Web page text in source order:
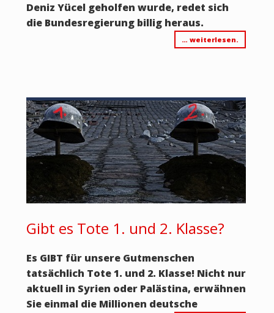
Deniz Yücel geholfen wurde, redet sich
die Bundesregierung billig heraus.
… weiterlesen.
Gibt es Tote 1. und 2. Klasse?
Es GIBT für unsere Gutmenschen
tatsächlich Tote 1. und 2. Klasse! Nicht nur
aktuell in Syrien oder Palästina, erwähnen
Sie einmal die Millionen deutsche